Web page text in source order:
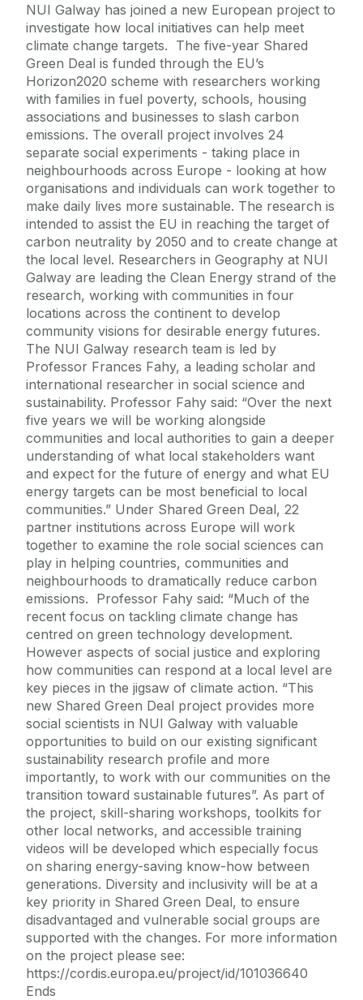
NUI Galway has joined a new European project to
investigate how local initiatives can help meet
climate change targets. The five-year Shared
Green Deal is funded through the EU’s
Horizon2020 scheme with researchers working
with families in fuel poverty, schools, housing
associations and businesses to slash carbon
emissions. The overall project involves 24
separate social experiments - taking place in
neighbourhoods across Europe - looking at how
organisations and individuals can work together to
make daily lives more sustainable. The research is
intended to assist the EU in reaching the target of
carbon neutrality by 2050 and to create change at
the local level. Researchers in Geography at NUI
Galway are leading the Clean Energy strand of the
research, working with communities in four
locations across the continent to develop
community visions for desirable energy futures.
The NUI Galway research team is led by
Professor Frances Fahy, a leading scholar and
international researcher in social science and
sustainability. Professor Fahy said: “Over the next
five years we will be working alongside
communities and local authorities to gain a deeper
understanding of what local stakeholders want
and expect for the future of energy and what EU
energy targets can be most beneficial to local
communities.” Under Shared Green Deal, 22
partner institutions across Europe will work
together to examine the role social sciences can
play in helping countries, communities and
neighbourhoods to dramatically reduce carbon
emissions. Professor Fahy said: “Much of the
recent focus on tackling climate change has
centred on green technology development.
However aspects of social justice and exploring
how communities can respond at a local level are
key pieces in the jigsaw of climate action. “This
new Shared Green Deal project provides more
social scientists in NUI Galway with valuable
opportunities to build on our existing significant
sustainability research profile and more
importantly, to work with our communities on the
transition toward sustainable futures”. As part of
the project, skill-sharing workshops, toolkits for
other local networks, and accessible training
videos will be developed which especially focus
on sharing energy-saving know-how between
generations. Diversity and inclusivity will be at a
key priority in Shared Green Deal, to ensure
disadvantaged and vulnerable social groups are
supported with the changes. For more information
on the project please see:
https://cordis.europa.eu/project/id/101036640
Ends